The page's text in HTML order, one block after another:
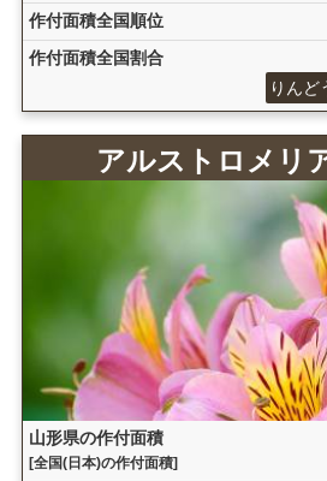
作付面積全国順位
作付面積全国割合
りんど
アルストロメリ
山形県の作付面積
[全国(日本)の作付面積]